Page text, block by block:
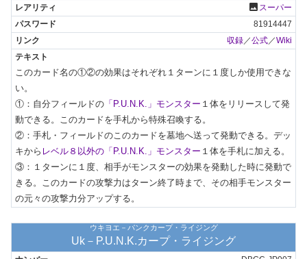
photo スーパー
81914447
収録 ／公式 ／Wiki
このカード名の①②の効果はそれぞれ１ターンに１度しか使用できな
い。
①：自分フィールドの 「P.U.N.K.」モンスター １体をリリースして発
動できる。このカードを手札から特殊召喚する。
②：手札・フィールドのこのカードを墓地へ送って発動できる。デッ
キから レベル８以外の「P.U.N.K.」モンスター １体を手札に加える。
③：１ターンに１度、相手がモンスターの効果を発動した時に発動で
きる。このカードの攻撃力はターン終了時まで、その相手モンスター
の元々の攻撃力分アップする。
ウキヨエ－パンクカープ・ライジング
Uk－P.U.N.K.カープ・ライジング